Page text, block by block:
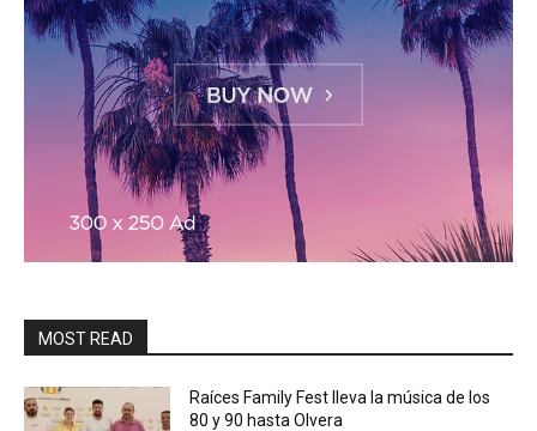
MOST READ
Raíces Family Fest lleva la música de los
80 y 90 hasta Olvera